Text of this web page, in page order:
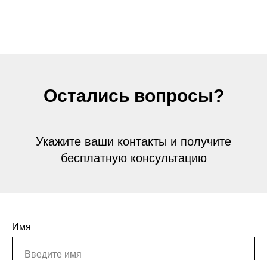
Остались вопросы?
Укажите ваши контакты и получите
бесплатную консультацию
Имя